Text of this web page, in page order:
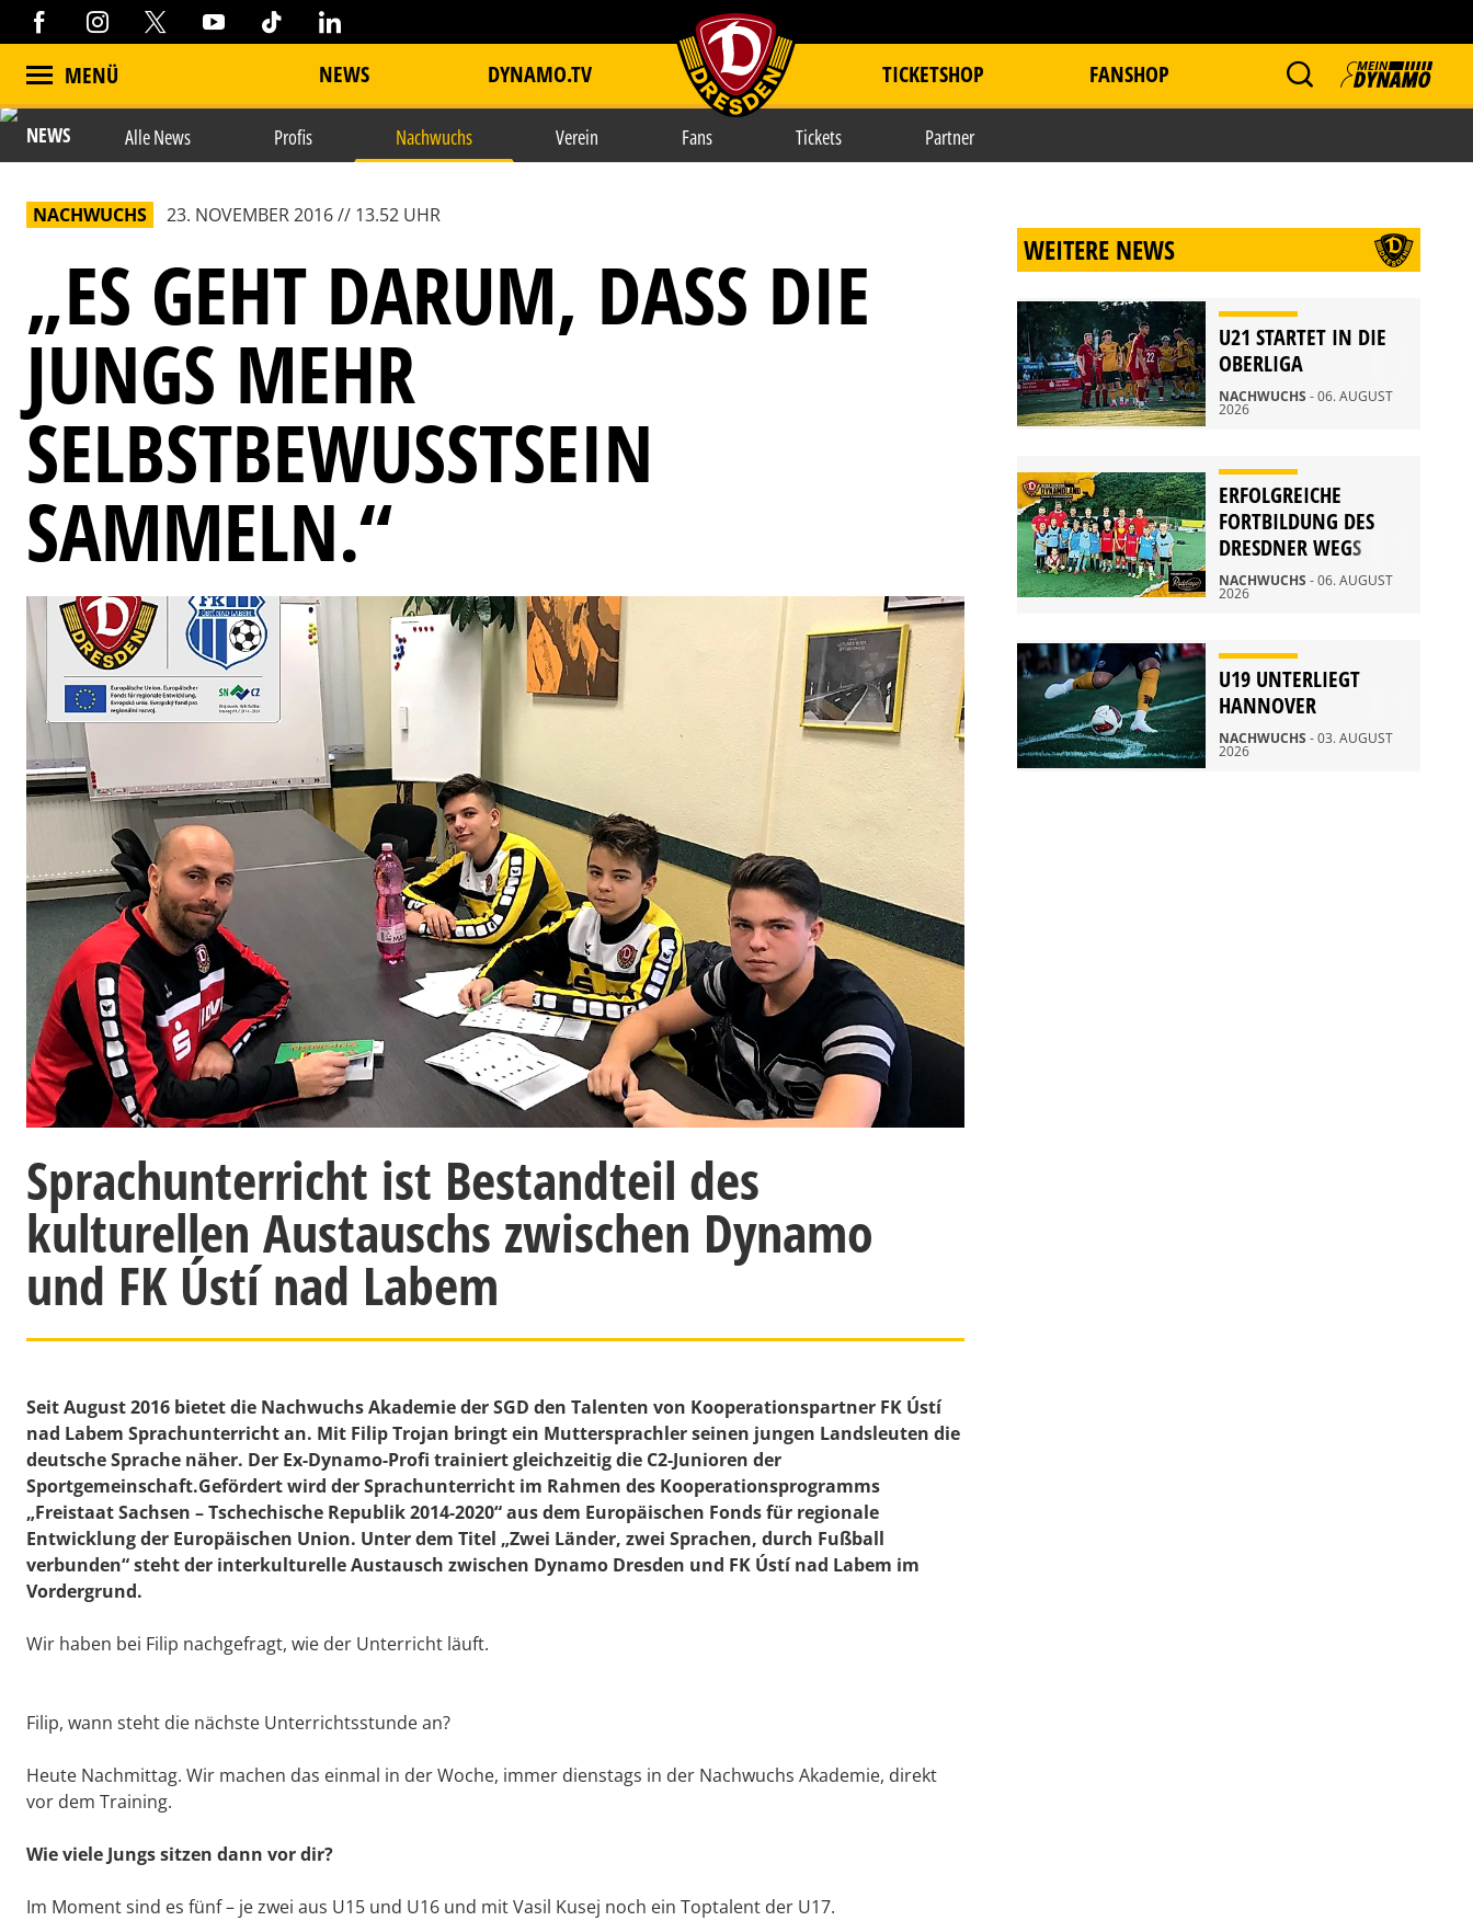
MENÜ NEWS DYNAMO.TV item.title TICKETSHOP FANSHOP
NEWS Alle News Profis Nachwuchs Verein Fans Tickets Partner
NACHWUCHS 23. NOVEMBER 2016 // 13.52 UHR
„ES GEHT DARUM, DASS DIE
JUNGS MEHR
SELBSTBEWUSSTSEIN
SAMMELN.“
Sprachunterricht ist Bestandteil des
kulturellen Austauschs zwischen Dynamo
und FK Ústí nad Labem
Seit August 2016 bietet die Nachwuchs Akademie der SGD den Talenten von Kooperationspartner FK Ústí
nad Labem Sprachunterricht an. Mit Filip Trojan bringt ein Muttersprachler seinen jungen Landsleuten die
deutsche Sprache näher. Der Ex-Dynamo-Profi trainiert gleichzeitig die C2-Junioren der
Sportgemeinschaft.Gefördert wird der Sprachunterricht im Rahmen des Kooperationsprogramms
„Freistaat Sachsen – Tschechische Republik 2014-2020“ aus dem Europäischen Fonds für regionale
Entwicklung der Europäischen Union. Unter dem Titel „Zwei Länder, zwei Sprachen, durch Fußball
verbunden“ steht der interkulturelle Austausch zwischen Dynamo Dresden und FK Ústí nad Labem im
Vordergrund.
Wir haben bei Filip nachgefragt, wie der Unterricht läuft.
Filip, wann steht die nächste Unterrichtsstunde an?
Heute Nachmittag. Wir machen das einmal in der Woche, immer dienstags in der Nachwuchs Akademie, direkt
vor dem Training.
Wie viele Jungs sitzen dann vor dir?
Im Moment sind es fünf – je zwei aus U15 und U16 und mit Vasil Kusej noch ein Toptalent der U17.
WEITERE NEWS
U21 STARTET IN DIE
OBERLIGA
NACHWUCHS - 06. AUGUST
2026
ERFOLGREICHE
FORTBILDUNG DES
DRESDNER WEGS
NACHWUCHS - 06. AUGUST
2026
U19 UNTERLIEGT
HANNOVER
NACHWUCHS - 03. AUGUST
2026